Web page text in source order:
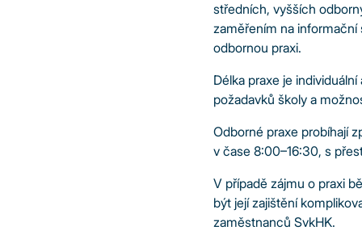
středních, vyšších
zaměřením na
odbornou praxi.
Délka praxe je
požadavků školy a
Odborné praxe probíhají
v čase 8:00–16:30, s
V případě zájmu o praxi
být její zajištění
zaměstnanců SvkHK.